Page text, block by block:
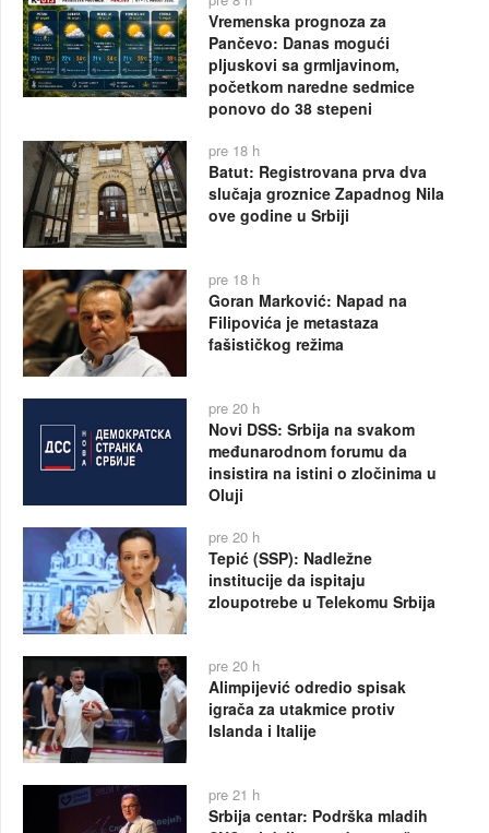
Vremenska prognoza za
Pančevo: Danas mogući
pljuskovi sa grmljavinom,
početkom naredne sedmice
ponovo do 38 stepeni
pre 18 h
Batut: Registrovana prva dva
slučaja groznice Zapadnog Nila
ove godine u Srbiji
pre 18 h
Goran Marković: Napad na
Filipovića je metastaza
fašističkog režima
pre 20 h
Novi DSS: Srbija na svakom
međunarodnom forumu da
insistira na istini o zločinima u
Oluji
pre 20 h
Tepić (SSP): Nadležne
institucije da ispitaju
zloupotrebe u Telekomu Srbija
pre 20 h
Alimpijević odredio spisak
igrača za utakmice protiv
Islanda i Italije
pre 21 h
Srbija centar: Podrška mladih